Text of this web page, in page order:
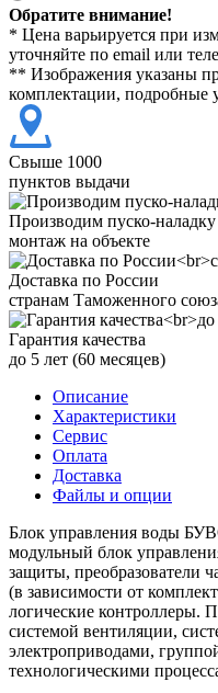
Обратите внимание!
* Цена варьируется при
уточняйте по email или
** Изображения указаны
комплектации, подробные
Свыше 1000
пунктов выдачи
Производим пуско-наладку
монтаж на объекте
Доставка по России
странам Таможенного
Гарантия качества
до 5 лет (60 месяцев)
Описание
Характеристики
Сервис
Оплата
Доставка
Файлы и опции
Блок управления воды
модульный блок
защиты, преобразователи
(в зависимости от
логические контроллеры.
системой вентиляции,
электроприводами,
технологическими